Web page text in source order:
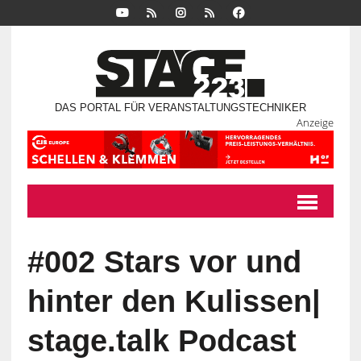
DAS PORTAL FÜR VERANSTALTUNGSTECHNIKER
Anzeige
#002 Stars vor und
hinter den Kulissen|
stage.talk Podcast